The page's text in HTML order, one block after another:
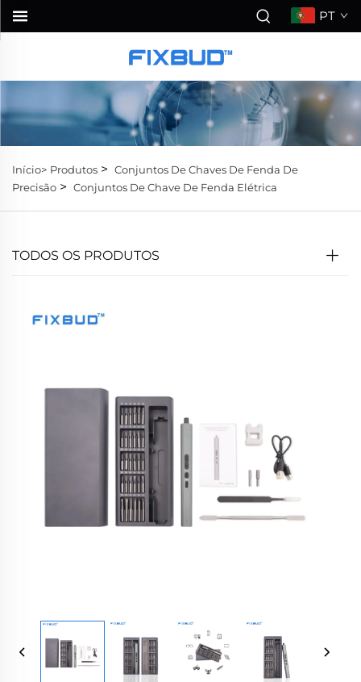
PT
Início> Produtos > Conjuntos De Chaves De Fenda De
Precisão > Conjuntos De Chave De Fenda Elétrica
TODOS OS PRODUTOS